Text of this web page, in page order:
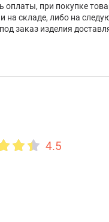
оплаты, при покупке
на складе, либо на
заказ изделия
4.5